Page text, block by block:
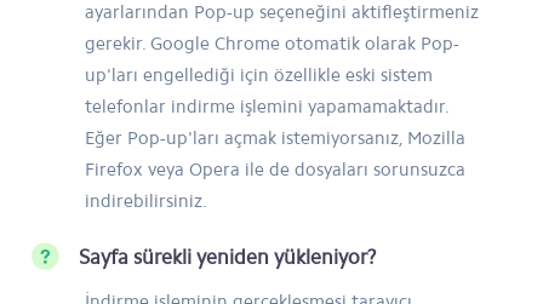
ayarlarından Pop-up seçeneğini aktifleştirmeniz
gerekir. Google Chrome otomatik olarak Pop-
up'ları engellediği için özellikle eski sistem
telefonlar indirme işlemini yapamamaktadır.
Eğer Pop-up'ları açmak istemiyorsanız, Mozilla
Firefox veya Opera ile de dosyaları sorunsuzca
indirebilirsiniz.
Sayfa sürekli yeniden yükleniyor?